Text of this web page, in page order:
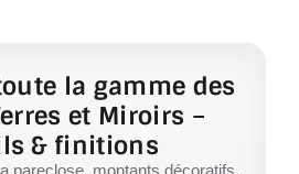
la gamme des
et Miroirs –
& finitions
pareclose, montants décoratifs,